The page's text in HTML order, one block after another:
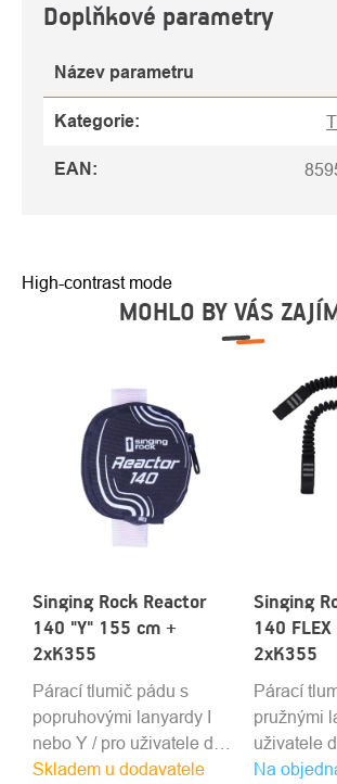
Doplňkové parametry
Název parametru
Kategorie:
EAN :
High-contrast mode
MOHLO BY VÁS
Singing Rock Reactor
140 "Y" 155 cm +
2xK355
Skladem u dodavatele
Párací tlumič pádu s
popruhovými lanyardy I
nebo Y / pro uživatele do
140 kg / několik délek a
Singing
140
2xK355
Na
Párací
pružnými
uživatele
několik